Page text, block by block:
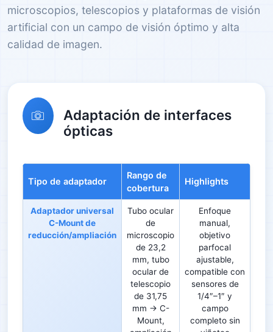
microscopios, telescopios y plataformas de visión
artificial con un campo de visión óptimo y alta
calidad de imagen.
Adaptación de interfaces
ópticas
Tipo de adaptador
Rango de
cobertura
Highlights
Adaptador universal
C-Mount de
reducción/ampliación
Tubo ocular
de
microscopio
de 23,2
mm, tubo
ocular de
telescopio
de 31,75
mm → C-
Mount,
Enfoque
manual,
objetivo
parfocal
ajustable,
compatible con
sensores de
1/4″–1″ y
campo
completo sin